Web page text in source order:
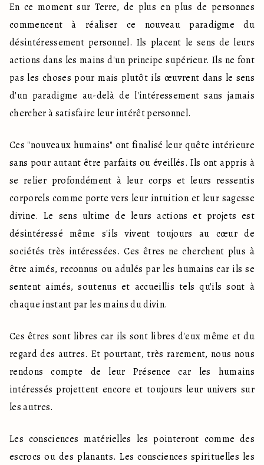
En ce moment sur Terre, de plus en plus de personnes
commencent à réaliser ce nouveau paradigme du
désintéressement personnel. Ils placent le sens de leurs
actions dans les mains d'un principe supérieur. Ils ne font
pas les choses pour mais plutôt ils œuvrent dans le sens
d'un paradigme au-delà de l'intéressement sans jamais
chercher à satisfaire leur intérêt personnel.
Ces "nouveaux humains" ont finalisé leur quête intérieure
sans pour autant être parfaits ou éveillés. Ils ont appris à
se relier profondément à leur corps et leurs ressentis
corporels comme porte vers leur intuition et leur sagesse
divine. Le sens ultime de leurs actions et projets est
désintéressé même s'ils vivent toujours au cœur de
sociétés très intéressées. Ces êtres ne cherchent plus à
être aimés, reconnus ou adulés par les humains car ils se
sentent aimés, soutenus et accueillis tels qu'ils sont à
chaque instant par les mains du divin.
Ces êtres sont libres car ils sont libres d'eux même et du
regard des autres. Et pourtant, très rarement, nous nous
rendons compte de leur Présence car les humains
intéressés projettent encore et toujours leur univers sur
les autres.
Les consciences matérielles les pointeront comme des
escrocs ou des planants. Les consciences spirituelles les